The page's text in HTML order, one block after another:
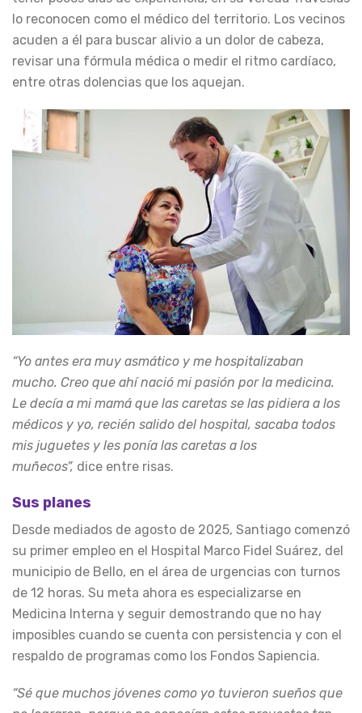
lo reconocen como el médico del territorio. Los vecinos
acuden a él para buscar alivio a un dolor de cabeza,
revisar una fórmula médica o medir el ritmo cardíaco,
entre otras dolencias que los aquejan.
“Yo antes era muy asmático y me hospitalizaban
mucho. Creo que ahí nació mi pasión por la medicina.
Le decía a mi mamá que las caretas se las pidiera a los
médicos y yo, recién salido del hospital, sacaba todos
mis juguetes y les ponía las caretas a los
muñecos”, dice entre risas.
Sus planes
Desde mediados de agosto de 2025, Santiago comenzó
su primer empleo en el Hospital Marco Fidel Suárez, del
municipio de Bello, en el área de urgencias con turnos
de 12 horas. Su meta ahora es especializarse en
Medicina Interna y seguir demostrando que no hay
imposibles cuando se cuenta con persistencia y con el
respaldo de programas como los Fondos Sapiencia.
“Sé que muchos jóvenes como yo tuvieron sueños que